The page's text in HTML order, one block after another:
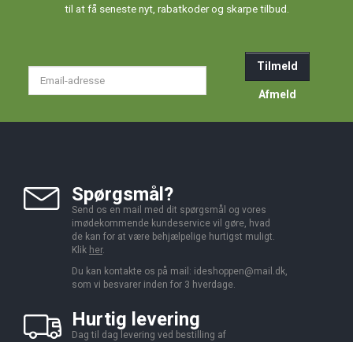
til at få seneste nyt, rabatkoder og skarpe tilbud.
Tilmeld
Afmeld
Spørgsmål?
Send os en mail med dit spørgsmål og vores
imødekommende kundeservice vil gøre, hvad
de kan for at være behjælpelige hurtigst muligt.
Klik her.
Du kan kontakte os på mail: ideshoppen@mail.dk,
som vi besvarer inden for 3 hverdage.
Hurtig levering
Dag til dag levering ved bestilling af